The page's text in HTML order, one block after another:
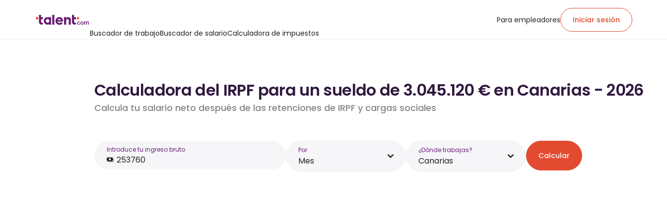
Buscador de trabajoBuscador de salarioCalculadora de impuestos
Para empleadores Iniciar sesión
Calculadora del IRPF para un sueldo de 3.045.120 € en Canarias - 2026
Calcula tu salario neto después de las retenciones de IRPF y cargas sociales
Introduce tu ingreso bruto Por
Mes
¿Dónde trabajas?
Canarias Calcular